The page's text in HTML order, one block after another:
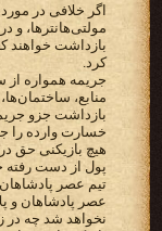
اگر خلافی در
مولتی‌هانترها، و
بازداشت خواهند
کرد.
جریمه همواره از
منابع،
بازداشت جزو
خسارت وارده را
هیچ بازیکنی حق
پول از دست رفته
تیم عصر
عصر پادشاهان و
نخواهد شد چه در